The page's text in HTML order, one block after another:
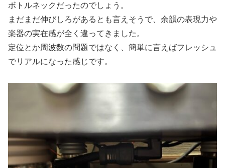
ボトルネックだったのでしょう。
まだまだ伸びしろがあるとも言えそうで、余韻の表現力や
楽器の実在感が全く違ってきました。
定位とか周波数の問題ではなく、簡単に言えばフレッシュ
でリアルになった感じです。